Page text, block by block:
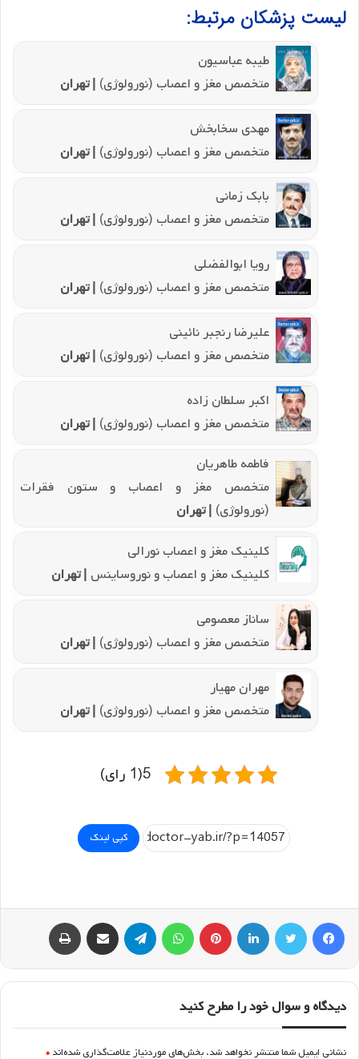
لیست پزشکان مرتبط:
طیبه عباسیون
متخصص مغز و اعصاب (نورولوژی) | تهران
مهدی سخابخش
متخصص مغز و اعصاب (نورولوژی) | تهران
بابک زمانی
متخصص مغز و اعصاب (نورولوژی) | تهران
رویا ابوالفضلی
متخصص مغز و اعصاب (نورولوژی) | تهران
علیرضا رنجبر نائینی
متخصص مغز و اعصاب (نورولوژی) | تهران
اکبر سلطان زاده
متخصص مغز و اعصاب (نورولوژی) | تهران
فاطمه طاهریان
متخصص مغز و اعصاب و ستون فقرات
(نورولوژی) | تهران
کلینیک مغز و اعصاب نورالی
کلینیک مغز و اعصاب و نوروساینس | تهران
ساناز معصومی
متخصص مغز و اعصاب (نورولوژی) | تهران
مهران مهیار
متخصص مغز و اعصاب (نورولوژی) | تهران
5(1 رای)
کپی لینک
فیسبوک توییتر لینکداین پینتریست تلگرام اشتراک گذاری با ایمیل
دیدگاه و سوال خود را مطرح کنید
نشانی ایمیل شما منتشر نخواهد شد. بخش‌های موردنیاز علامت‌گذاری شده‌اند *